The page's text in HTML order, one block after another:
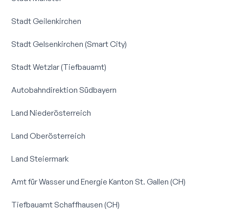
Stadt Geilenkirchen
Stadt Gelsenkirchen (Smart City)
Stadt Wetzlar (Tiefbauamt)
Autobahn­direktion Südbayern
Land Niederösterreich
Land Oberösterreich
Land Steiermark
Amt für Wasser und Energie Kanton St. Gallen (CH)
Tiefbauamt Schaffhausen (CH)